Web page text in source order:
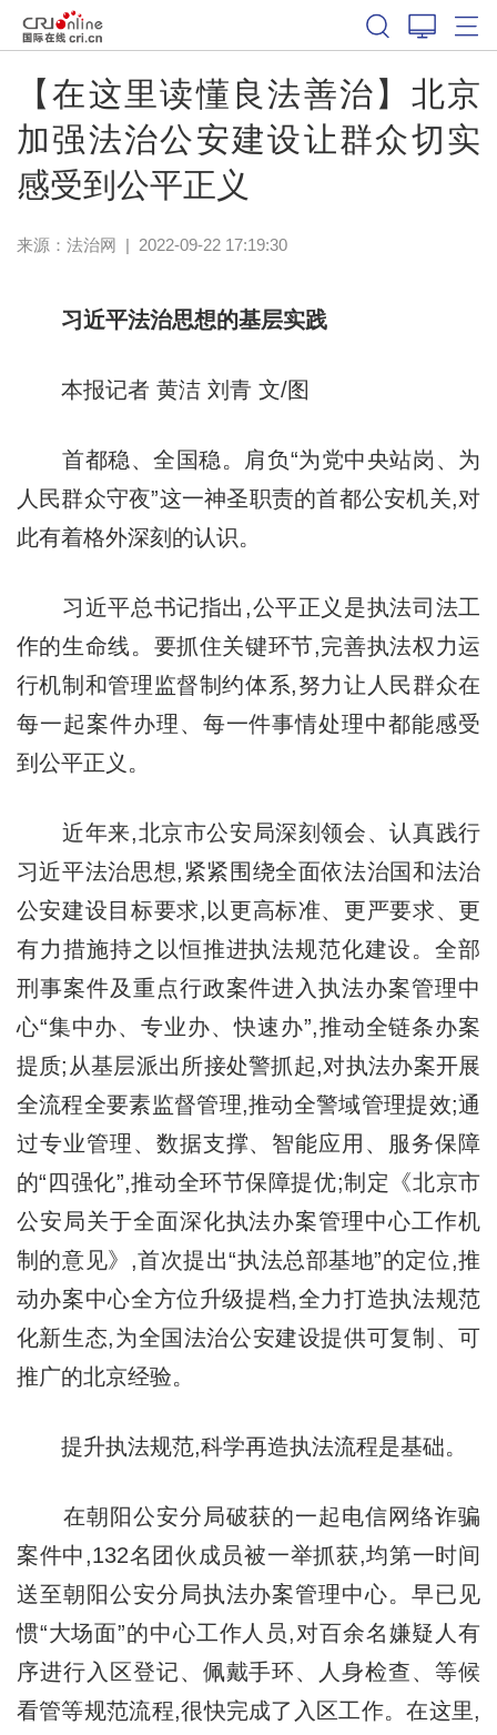
【在这里读懂良法善治】北京
加强法治公安建设让群众切实
感受到公平正义
来源： 法治网 | 2022-09-22 17:19:30
习近平法治思想的基层实践
本报记者 黄洁 刘青 文/图
首都稳、全国稳。肩负“为党中央站岗、为
人民群众守夜”这一神圣职责的首都公安机关,对
此有着格外深刻的认识。
习近平总书记指出,公平正义是执法司法工
作的生命线。要抓住关键环节,完善执法权力运
行机制和管理监督制约体系,努力让人民群众在
每一起案件办理、每一件事情处理中都能感受
到公平正义。
近年来,北京市公安局深刻领会、认真践行
习近平法治思想,紧紧围绕全面依法治国和法治
公安建设目标要求,以更高标准、更严要求、更
有力措施持之以恒推进执法规范化建设。全部
刑事案件及重点行政案件进入执法办案管理中
心“集中办、专业办、快速办”,推动全链条办案
提质;从基层派出所接处警抓起,对执法办案开展
全流程全要素监督管理,推动全警域管理提效;通
过专业管理、数据支撑、智能应用、服务保障
的“四强化”,推动全环节保障提优;制定《北京市
公安局关于全面深化执法办案管理中心工作机
制的意见》,首次提出“执法总部基地”的定位,推
动办案中心全方位升级提档,全力打造执法规范
化新生态,为全国法治公安建设提供可复制、可
推广的北京经验。
提升执法规范,科学再造执法流程是基础。
在朝阳公安分局破获的一起电信网络诈骗
案件中,132名团伙成员被一举抓获,均第一时间
送至朝阳公安分局执法办案管理中心。早已见
惯“大场面”的中心工作人员,对百余名嫌疑人有
序进行入区登记、佩戴手环、人身检查、等候
看管等规范流程,很快完成了入区工作。在这里,